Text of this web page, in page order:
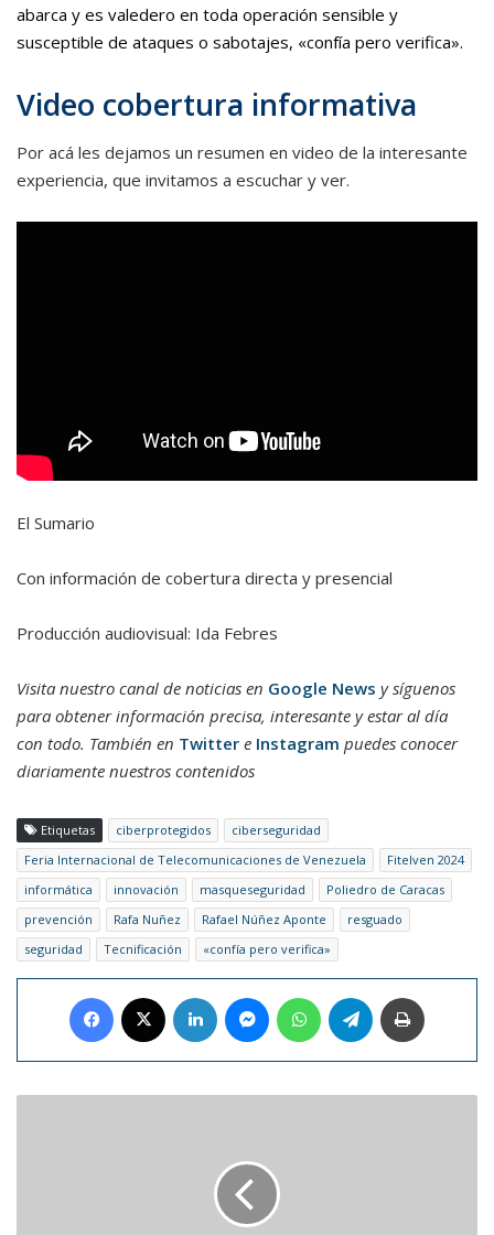
abarca y es valedero en toda operación sensible y
susceptible de ataques o sabotajes, «confía pero verifica».
Video cobertura informativa
Por acá les dejamos un resumen en video de la interesante
experiencia, que invitamos a escuchar y ver.
El Sumario
Con información de cobertura directa y presencial
Producción audiovisual: Ida Febres
Visita nuestro canal de noticias en Google News y síguenos
para obtener información precisa, interesante y estar al día
con todo. También en Twitter e Instagram puedes conocer
diariamente nuestros contenidos
Etiquetas ciberprotegidos
ciberseguridad
Feria Internacional de Telecomunicaciones de Venezuela
Fitelven 2024
informática
innovación masqueseguridad
Poliedro de Caracas
prevención
Rafa Nuñez Rafael Núñez Aponte
resguado
seguridad
Tecnificación «confía pero verifica»
Facebook LinkedIn MessengerWhatsAppTelegram